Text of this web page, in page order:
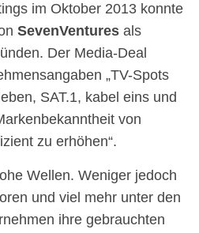
im Oktober 2013 konnte
SevenVentures als
Der Media-Deal
„TV-Spots
SAT.1, kabel eins und
von
zu erhöhen“.
Wellen. Weniger jedoch
und viel mehr unter den
ihre gebrauchten